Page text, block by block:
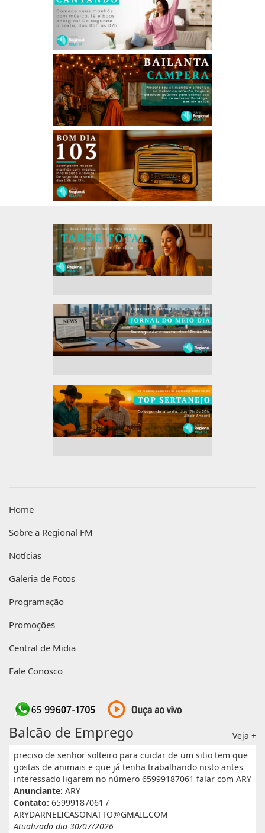
Home
Sobre a Regional FM
Notícias
Galeria de Fotos
Programação
Promoções
Central de Midia
Fale Conosco
Balcão de Emprego
Veja +
preciso de senhor solteiro para cuidar de um sitio tem que
gostas de animais e que já tenha trabalhando nisto antes
interessado ligarem no número 65999187061 falar com ARY
Anunciante: ARY
Contato: 65999187061 /
ARYDARNELICASONATTO@GMAIL.COM
Atualizado dia 30/07/2026